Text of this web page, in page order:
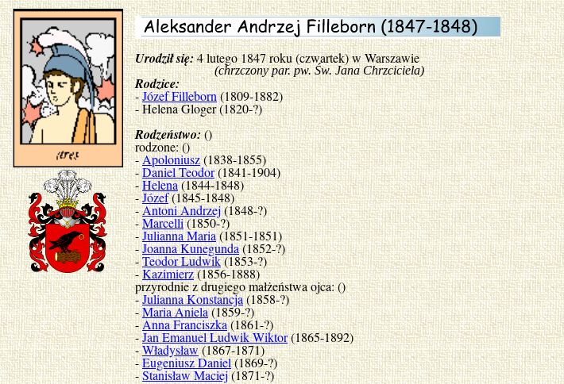
Urodził się:4 lutego 1847 roku (czwartek) w Warszawie
(chrzczony par. pw. Św. Jana Chrzciciela)
Rodzice:
-Józef Filleborn(1809-1882)
- Helena Gloger (1820-?)
Rodzeństwo:()
rodzone: ()
-Apoloniusz(1838-1855)
-Daniel Teodor(1841-1904)
-Helena(1844-1848)
-Józef(1845-1848)
-Antoni Andrzej(1848-?)
-Marcelli(1850-?)
-Julianna Maria(1851-1851)
-Joanna Kunegunda(1852-?)
-Teodor Ludwik(1853-?)
-Kazimierz(1856-1888)
przyrodnie z drugiego małżeństwa ojca: ()
-Julianna Konstancja(1858-?)
-Maria Aniela(1859-?)
-Anna Franciszka(1861-?)
-Jan Emanuel Ludwik Wiktor(1865-1892)
-Władysław(1867-1871)
-Eugeniusz Daniel(1869-?)
-Stanisław Maciej(1871-?)